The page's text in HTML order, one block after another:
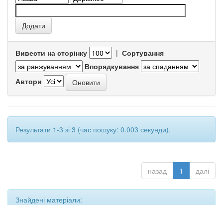
Вивести на сторінку | Сортування
Впорядкування
Автори
Результати 1-3 зі 3 (час пошуку: 0.003 секунди).
назад 1 далі
Знайдені матеріали: